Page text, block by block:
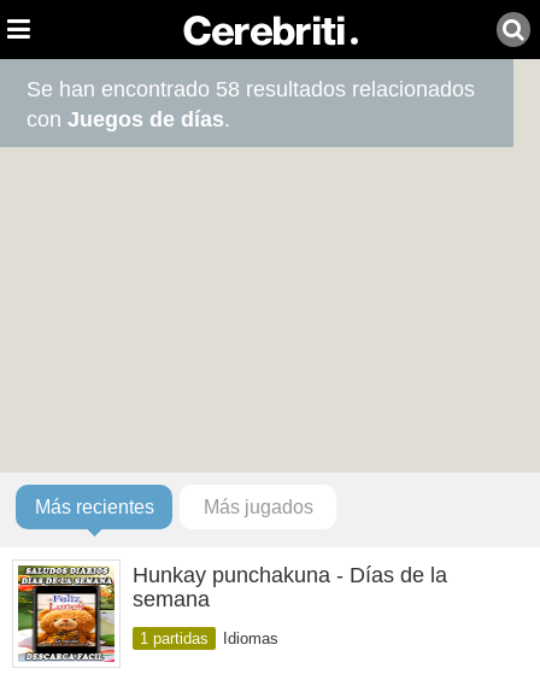
Se han encontrado 58 resultados relacionados
conJuegos de días.
Más recientes Más jugados
Hunkay punchakuna - Días de la
semana
1 partidas Idiomas